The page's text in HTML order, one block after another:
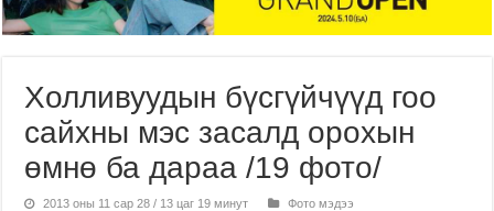
Холливуудын бүсгүйчүүд гоо
сайхны мэс засалд орохын
өмнө ба дараа /19 фото/
2013 оны 11 сар 28 / 13 цаг 19 минут Фото мэдээ